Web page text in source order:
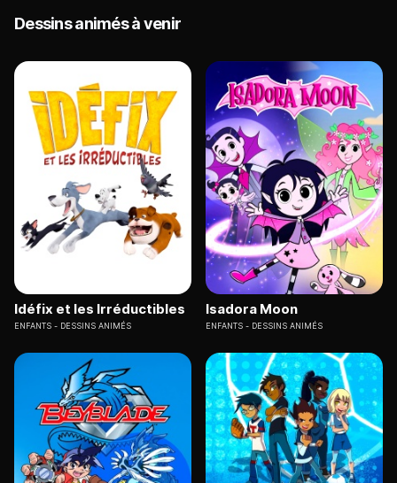
Dessins animés à venir
Idéfix et les Irréductibles
ENFANTS DESSINS ANIMÉS
Isadora Moon
ENFANTS DESSINS ANIMÉS